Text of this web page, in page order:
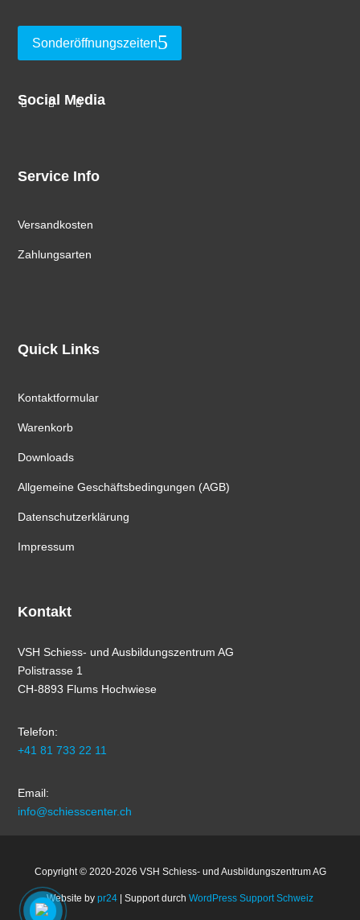
Sonderöffnungszeiten
Social Media
Service Info
Versandkosten
Zahlungsarten
Quick Links
Kontaktformular
Warenkorb
Downloads
Allgemeine Geschäftsbedingungen (AGB)
Datenschutzerklärung
Impressum
Kontakt
VSH Schiess- und Ausbildungszentrum AG
Polistrasse 1
CH-8893 Flums Hochwiese
Telefon:
+41 81 733 22 11
Email:
info@schiesscenter.ch
Copyright © 2020-2026 VSH Schiess- und Ausbildungszentrum AG
Website by pr24 | Support durch WordPress Support Schweiz